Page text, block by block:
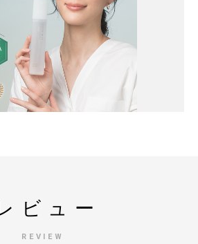
ビュー
REVIEW